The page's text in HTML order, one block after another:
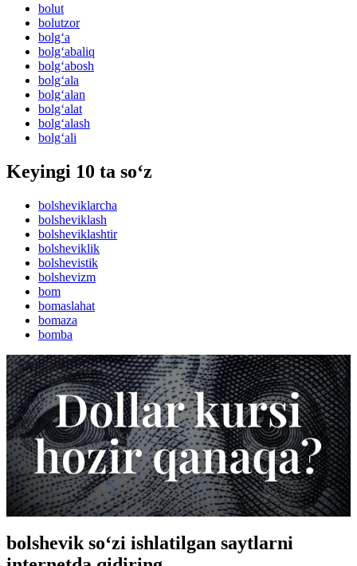
bolut
bolutzor
bolg‘a
bolg‘abaliq
bolg‘abosh
bolg‘ala
bolg‘alan
bolg‘alat
bolg‘alash
bolg‘ali
Keyingi 10 ta so‘z
bolsheviklarcha
bolsheviklash
bolsheviklashtir
bolsheviklik
bolshevistik
bolshevizm
bom
bomaslahat
bomaza
bomba
bolshevik so‘zi ishlatilgan saytlarni